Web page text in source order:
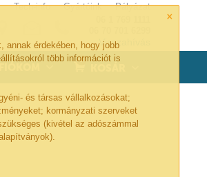
×
annak érdekében, hogy jobb
több információt is
és társas vállalkozásokat;
kormányzati szerveket
(kivétel az adószámmal
Tech-info Gyártóink Pályázat
Visszahívás
0